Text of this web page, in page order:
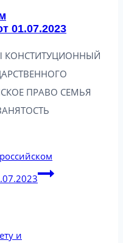
01.07.2023
КОНСТИТУЦИОННЫЙ
ПРАВО СЕМЬЯ
и